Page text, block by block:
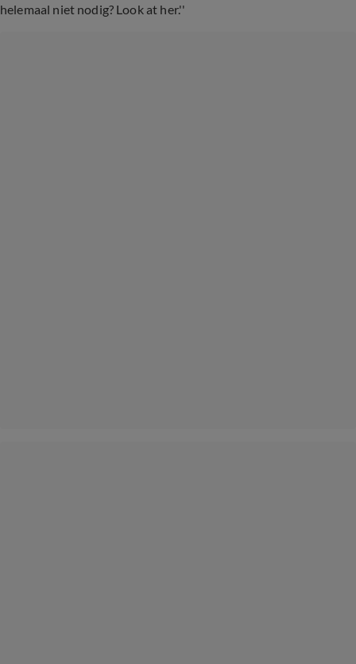
helemaal niet nodig? Look at her.''